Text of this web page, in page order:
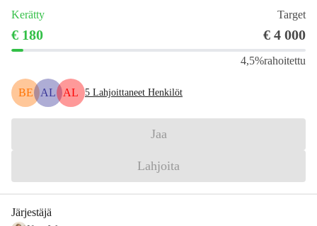
Kerätty Target
€ 180 € 4 000
4,5%rahoitettu
BE AL AL 5 Lahjoittaneet Henkilöt
Jaa
Lahjoita
Järjestäjä